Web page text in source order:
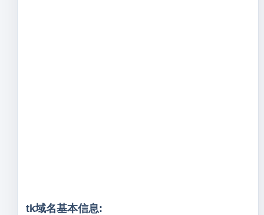
tk域名基本信息: